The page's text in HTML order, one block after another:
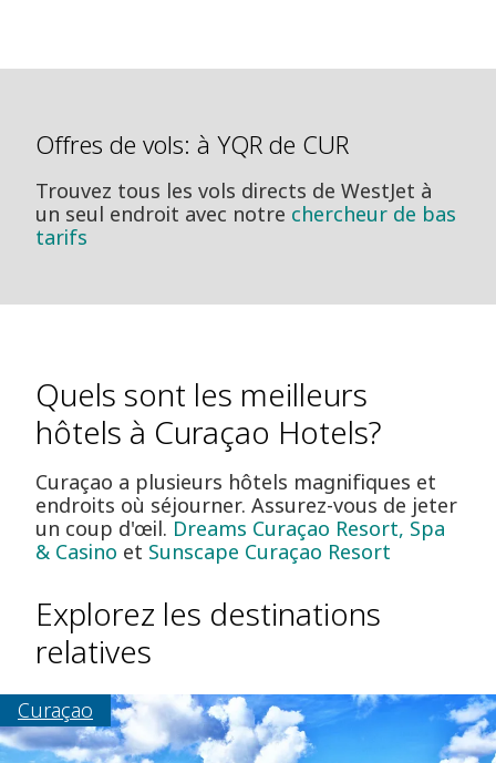
Offres de vols: à YQR de CUR
Trouvez tous les vols directs de WestJet à
un seul endroit avec notre chercheur de bas
tarifs
Quels sont les meilleurs
hôtels à Curaçao Hotels?
Curaçao a plusieurs hôtels magnifiques et
endroits où séjourner. Assurez-vous de jeter
un coup d'œil. Dreams Curaçao Resort, Spa
& Casino et Sunscape Curaçao Resort
Explorez les destinations
relatives
Curaçao